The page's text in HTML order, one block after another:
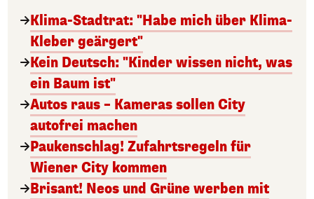
Klima-Stadtrat: "Habe mich über Klima-
Kleber geärgert"
Kein Deutsch: "Kinder wissen nicht, was
ein Baum ist"
Autos raus – Kameras sollen City
autofrei machen
Paukenschlag! Zufahrtsregeln für
Wiener City kommen
Brisant! Neos und Grüne werben mit